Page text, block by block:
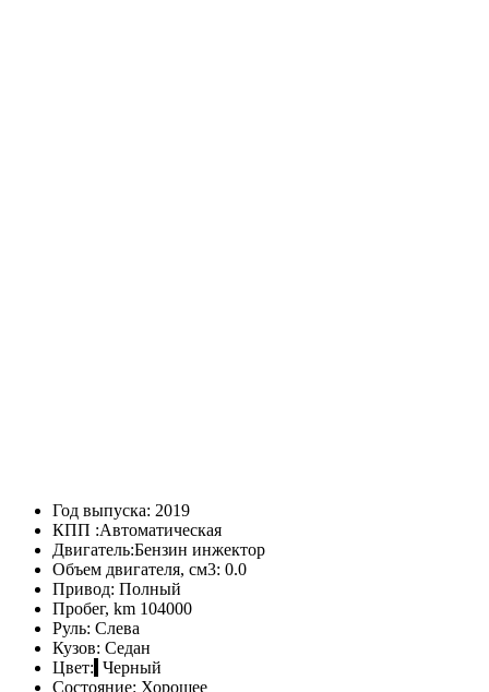
Год выпуска: 2019
КПП :Автоматическая
Двигатель:Бензин инжектор
Объем двигателя, см3: 0.0
Привод: Полный
Пробег, km 104000
Руль: Слева
Кузов: Седан
Цвет: Черный
Состояние: Хорошее